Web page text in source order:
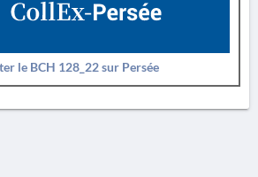
le BCH 128_22 sur Persée